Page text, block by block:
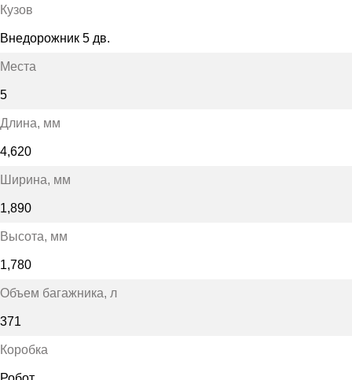
Кузов
Внедорожник 5 дв.
Места
5
Длина, мм
4,620
Ширина, мм
1,890
Высота, мм
1,780
Объем багажника, л
371
Коробка